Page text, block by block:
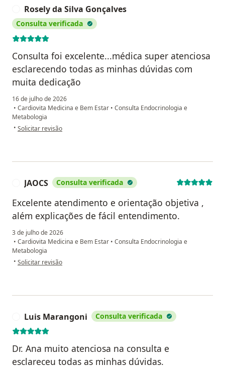
Rosely da Silva Gonçalves
Consulta verificada
Consulta foi excelente...médica super atenciosa
esclarecendo todas as minhas dúvidas com
muita dedicação
16 de julho de 2026
• Cardiovita Medicina e Bem Estar • Consulta Endocrinologia e
Metabologia
• na opinião do utilizador Rosely da Silva Gonçalves
Solicitar revisão
JAOCS Consulta verificada
Excelente atendimento e orientação objetiva ,
além explicações de fácil entendimento.
3 de julho de 2026
• Cardiovita Medicina e Bem Estar • Consulta Endocrinologia e
Metabologia
• na opinião do utilizador JAOCS
Solicitar revisão
Luis Marangoni Consulta verificada
Dr. Ana muito atenciosa na consulta e
esclareceu todas as minhas dúvidas.